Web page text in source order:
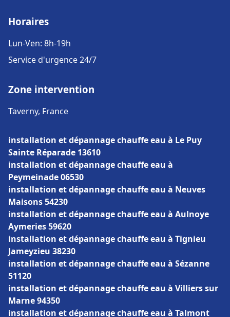
Horaires
Lun-Ven: 8h-19h
Service d'urgence 24/7
Zone intervention
Taverny, France
installation et dépannage chauffe eau à Le Puy
Sainte Réparade 13610
installation et dépannage chauffe eau à
Peymeinade 06530
installation et dépannage chauffe eau à Neuves
Maisons 54230
installation et dépannage chauffe eau à Aulnoye
Aymeries 59620
installation et dépannage chauffe eau à Tignieu
Jameyzieu 38230
installation et dépannage chauffe eau à Sézanne
51120
installation et dépannage chauffe eau à Villiers sur
Marne 94350
installation et dépannage chauffe eau à Talmont